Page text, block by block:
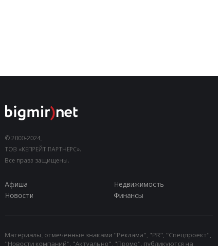
© 2000-2024,
ТОВ «КЕПРЕЙТ ПАРТНЕРС».
Все права защищены.
Афиша
Недвижимость
Новости
Финансы
Материалы, отмеченные знаками "Реклама", "PR", "Спецпроект",
"Новости компаний", "Актуально", "Промо", публикуются на